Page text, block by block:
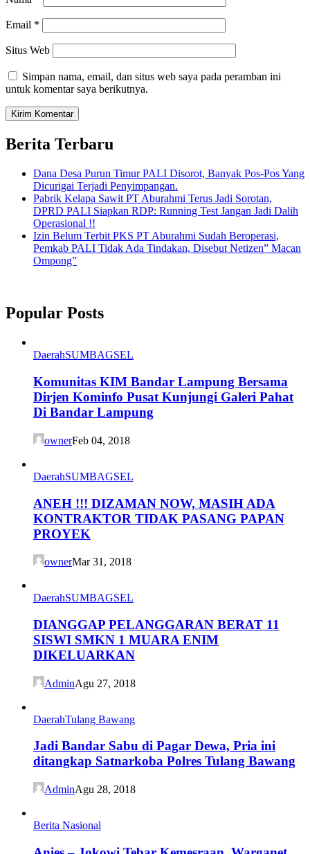
Email *
Situs Web
Simpan nama, email, dan situs web saya pada peramban ini
untuk komentar saya berikutnya.
Berita Terbaru
Dana Desa Purun Timur PALI Disorot, Banyak Pos-Pos Yang
Dicurigai Terjadi Penyimpangan.
Pabrik Kelapa Sawit PT Aburahmi Terus Jadi Sorotan,
DPRD PALI Siapkan RDP: Running Test Jangan Jadi Dalih
Operasional !!
Izin Belum Terbit PKS PT Aburahmi Sudah Beroperasi,
Pemkab PALI Tidak Ada Tindakan, Disebut Netizen” Macan
Ompong”
Popular Posts
DaerahSUMBAGSEL
Komunitas KIM Bandar Lampung Bersama
Dirjen Kominfo Pusat Kunjungi Galeri Pahat
Di Bandar Lampung
ownerFeb 04, 2018
DaerahSUMBAGSEL
ANEH !!! DIZAMAN NOW, MASIH ADA
KONTRAKTOR TIDAK PASANG PAPAN
PROYEK
ownerMar 31, 2018
DaerahSUMBAGSEL
DIANGGAP PELANGGARAN BERAT 11
SISWI SMKN 1 MUARA ENIM
DIKELUARKAN
AdminAgu 27, 2018
DaerahTulang Bawang
Jadi Bandar Sabu di Pagar Dewa, Pria ini
ditangkap Satnarkoba Polres Tulang Bawang
AdminAgu 28, 2018
Berita Nasional